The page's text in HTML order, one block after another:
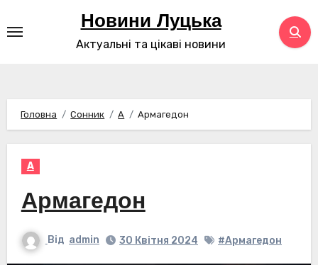
до
Новини Луцька
Актуальні та цікаві новини
Головна Сонник А Армагедон
А
Армагедон
Від admin 30 Квітня 2024 #Армагедон